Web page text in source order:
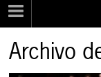
Archivo